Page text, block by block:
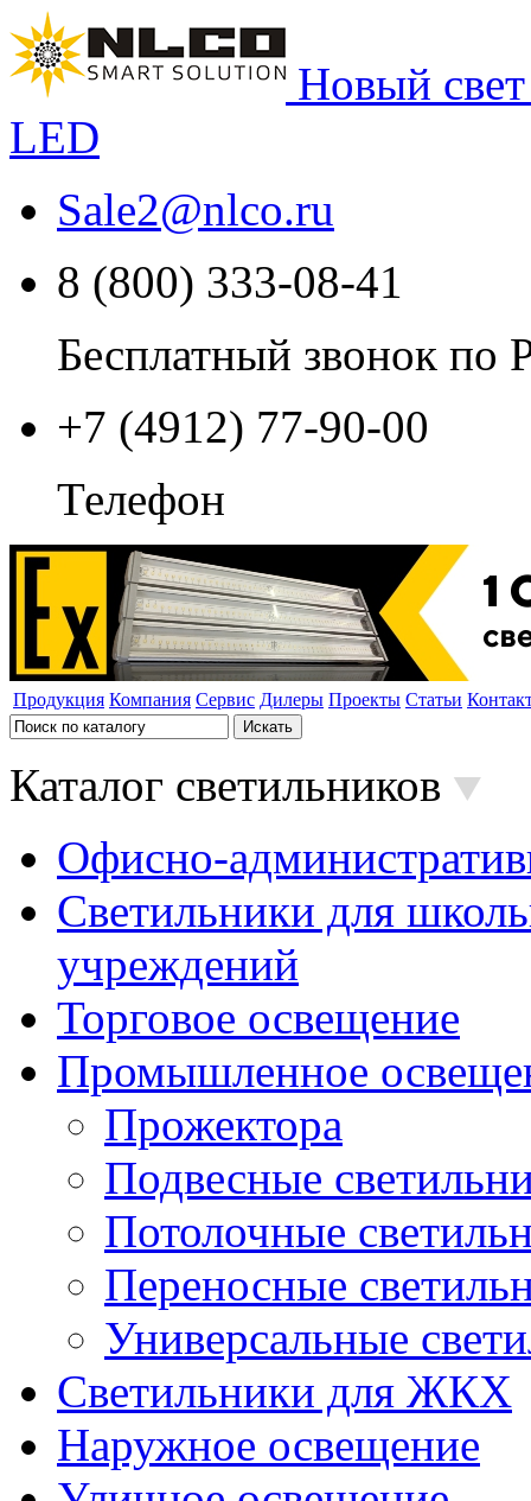
Новый
LED
Sale2@nlco.ru
8 (800) 333-08-41
Бесплатный звонок по
+7 (4912) 77-90-00
Телефон
Продукция Компания Сервис Дилеры Проекты Статьи
Каталог светильников
Офисно-
Светильники для
учреждений
Торговое освещение
Промышленное
Прожектора
Подвесные
Потолочные
Переносные
Универсальные
Светильники для ЖКХ
Наружное освещение